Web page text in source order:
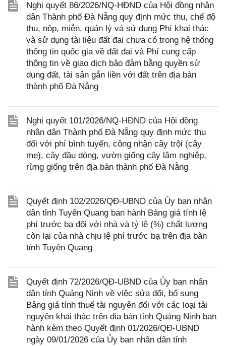
Nghị quyết 86/2026/NQ-HĐND của Hội đồng nhân
dân Thành phố Đà Nẵng quy định mức thu, chế độ
thu, nộp, miễn, quản lý và sử dụng Phí khai thác
và sử dụng tài liệu đất đai chưa có trong hệ thống
thông tin quốc gia về đất đai và Phí cung cấp
thông tin về giao dịch bảo đảm bằng quyền sử
dụng đất, tài sản gắn liền với đất trên địa bàn
thành phố Đà Nẵng
Nghị quyết 101/2026/NQ-HĐND của Hội đồng
nhân dân Thành phố Đà Nẵng quy định mức thu
đối với phí bình tuyển, công nhận cây trội (cây
mẹ), cây đầu dòng, vườn giống cây lâm nghiệp,
rừng giống trên địa bàn thành phố Đà Nẵng
Quyết định 102/2026/QĐ-UBND của Ủy ban nhân
dân tỉnh Tuyên Quang ban hành Bảng giá tính lệ
phí trước bạ đối với nhà và tỷ lệ (%) chất lượng
còn lại của nhà chịu lệ phí trước bạ trên địa bàn
tỉnh Tuyên Quang
Quyết định 72/2026/QĐ-UBND của Ủy ban nhân
dân tỉnh Quảng Ninh về việc sửa đổi, bổ sung
Bảng giá tính thuế tài nguyên đối với các loại tài
nguyên khai thác trên địa bàn tỉnh Quảng Ninh ban
hành kèm theo Quyết định 01/2026/QĐ-UBND
ngày 09/01/2026 của Ủy ban nhân dân tỉnh